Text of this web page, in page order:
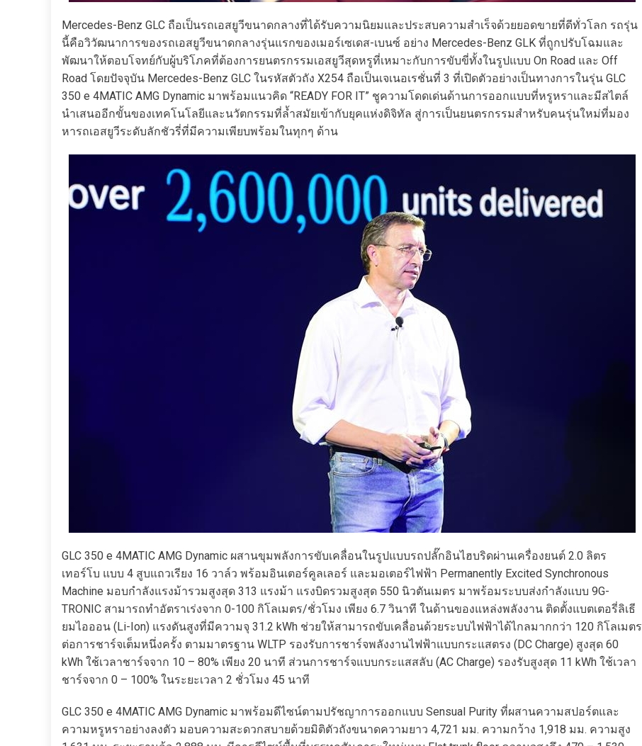
Mercedes-Benz GLC ถือเป็นรถเอสยูวีขนาดกลางที่ได้รับความนิยมและประสบความสำเร็จด้วยยอดขายที่ดีทั่วโลก รถรุ่น
นี้คือวิวัฒนาการของรถเอสยูวีขนาดกลางรุ่นแรกของเมอร์เซเดส-เบนซ์ อย่าง Mercedes-Benz GLK ที่ถูกปรับโฉมและ
พัฒนาให้ตอบโจทย์กับผู้บริโภคที่ต้องการยนตรกรรมเอสยูวีสุดหรูที่เหมาะกับการขับขี่ทั้งในรูปแบบ On Road และ Off
Road โดยปัจจุบัน Mercedes-Benz GLC ในรหัสตัวถัง X254 ถือเป็นเจเนอเรชั่นที่ 3 ที่เปิดตัวอย่างเป็นทางการในรุ่น GLC
350 e 4MATIC AMG Dynamic มาพร้อมแนวคิด “READY FOR IT” ชูความโดดเด่นด้านการออกแบบที่หรูหราและมีสไตล์
นำเสนออีกขั้นของเทคโนโลยีและนวัตกรรมที่ล้ำสมัยเข้ากับยุคแห่งดิจิทัล สู่การเป็นยนตรกรรมสำหรับคนรุ่นใหม่ที่มอง
หารถเอสยูวีระดับลักชัวรี่ที่มีความเพียบพร้อมในทุกๆ ด้าน
GLC 350 e 4MATIC AMG Dynamic ผสานขุมพลังการขับเคลื่อนในรูปแบบรถปลั๊กอินไฮบริดผ่านเครื่องยนต์ 2.0 ลิตร
เทอร์โบ แบบ 4 สูบแถวเรียง 16 วาล์ว พร้อมอินเตอร์คูลเลอร์ และมอเตอร์ไฟฟ้า Permanently Excited Synchronous
Machine มอบกำลังแรงม้ารวมสูงสุด 313 แรงม้า แรงบิดรวมสูงสุด 550 นิวตันเมตร มาพร้อมระบบส่งกำลังแบบ 9G-
TRONIC สามารถทำอัตราเร่งจาก 0-100 กิโลเมตร/ชั่วโมง เพียง 6.7 วินาที ในด้านของแหล่งพลังงาน ติดตั้งแบตเตอรี่ลิเธี
ยมไอออน (Li-Ion) แรงดันสูงที่มีความจุ 31.2 kWh ช่วยให้สามารถขับเคลื่อนด้วยระบบไฟฟ้าได้ไกลมากกว่า 120 กิโลเมตร
ต่อการชาร์จเต็มหนึ่งครั้ง ตามมาตรฐาน WLTP รองรับการชาร์จพลังงานไฟฟ้าแบบกระแสตรง (DC Charge) สูงสุด 60
kWh ใช้เวลาชาร์จจาก 10 – 80% เพียง 20 นาที ส่วนการชาร์จแบบกระแสสลับ (AC Charge) รองรับสูงสุด 11 kWh ใช้เวลา
ชาร์จจาก 0 – 100% ในระยะเวลา 2 ชั่วโมง 45 นาที
GLC 350 e 4MATIC AMG Dynamic มาพร้อมดีไซน์ตามปรัชญาการออกแบบ Sensual Purity ที่ผสานความสปอร์ตและ
ความหรูหราอย่างลงตัว มอบความสะดวกสบายด้วยมิติตัวถังขนาดความยาว 4,721 มม. ความกว้าง 1,918 มม. ความสูง